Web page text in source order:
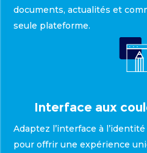
documents, actualités et
seule plateforme.
Interface aux
Adaptez l’interface à
pour offrir une expérience